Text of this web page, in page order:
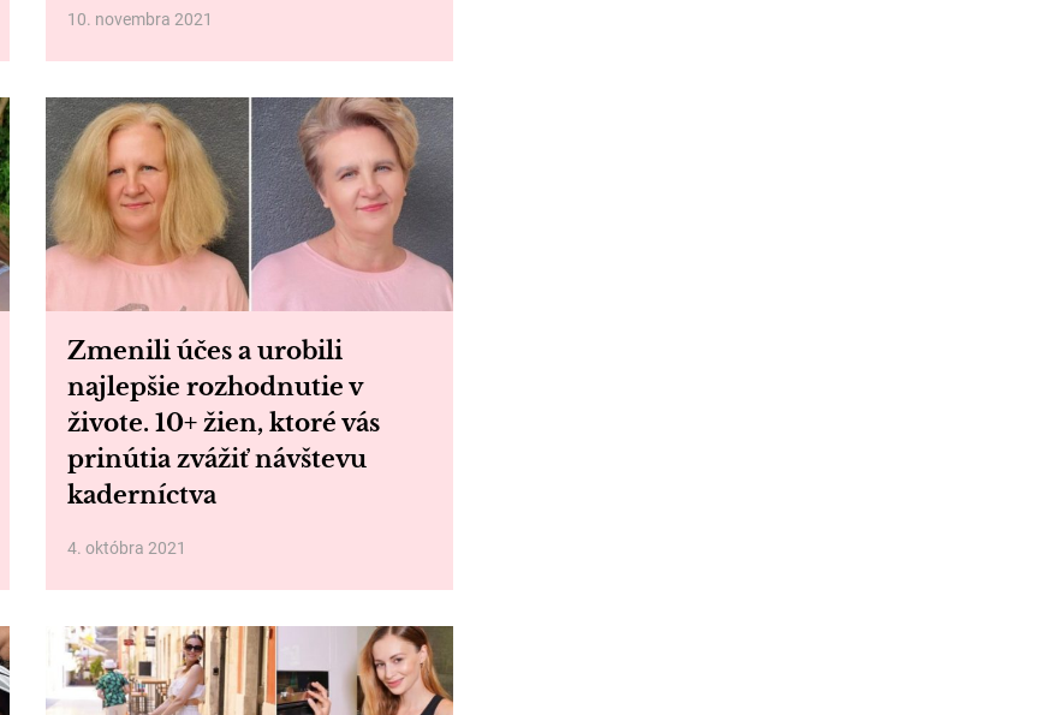
10. novembra 2021
Odporúčaný
Zmenili účes a urobili
najlepšie rozhodnutie v
živote. 10+ žien, ktoré vás
prinútia zvážiť návštevu
kaderníctva
4. októbra 2021